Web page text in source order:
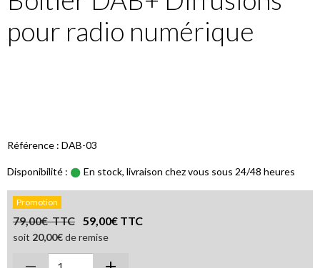
pour radio numérique
Référence : DAB-03
Disponibilité : En stock, livraison chez vous sous 24/48 heures
Promotion
79,00€ TTC 59,00€ TTC
soit 20,00€de remise